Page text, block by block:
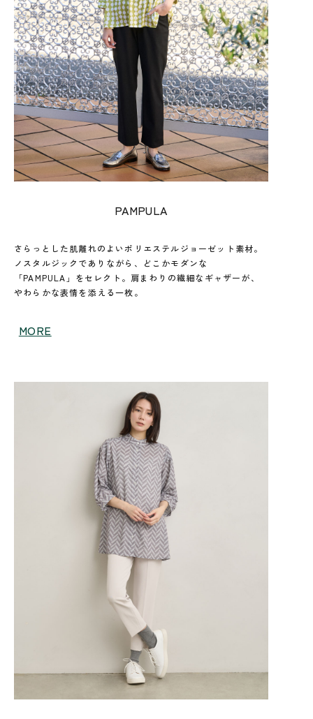
PAMPULA
さらっとした肌離れのよいポリエステルジョーゼット素材。
ノスタルジックでありながら、どこかモダンな
「PAMPULA」をセレクト。肩まわりの繊細なギャザーが、
やわらかな表情を添える一枚。
MORE